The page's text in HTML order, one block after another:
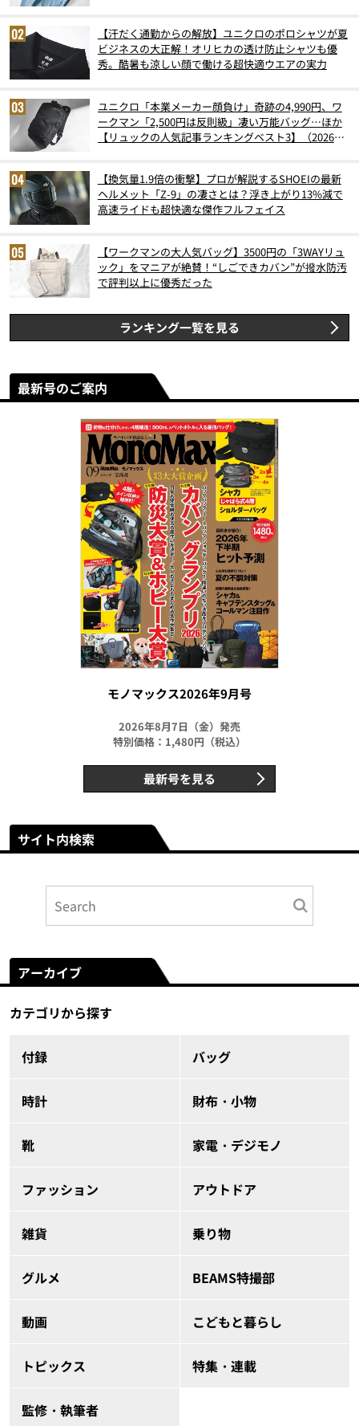
【汗だく通勤からの解放】ユニクロのポロシャツが夏
ビジネスの大正解！オリヒカの透け防止シャツも優
秀。酷暑も涼しい顔で働ける超快適ウエアの実力
ユニクロ「本業メーカー顔負け」奇跡の4,990円、ワ
ークマン「2,500円は反則級」凄い万能バッグ…ほか
【リュックの人気記事ランキングベスト3】（2026年
【換気量1.9倍の衝撃】プロが解説するSHOEIの最新
ヘルメット「Z-9」の凄さとは？浮き上がり13%減で
高速ライドも超快適な傑作フルフェイス
【ワークマンの大人気バッグ】3500円の「3WAYリュ
ック」をマニアが絶賛！“しごできカバン”が撥水防汚
で評判以上に優秀だった
ランキング一覧を見る
最新号のご案内
モノマックス2026年9月号
2026年8月7日（金）発売
特別価格：1,480円（税込）
最新号を見る
サイト内検索
アーカイブ
カテゴリから探す
付録 バッグ
時計 財布・小物
靴 家電・デジモノ
ファッション アウトドア
雑貨 乗り物
グルメ BEAMS特撮部
動画 こどもと暮らし
トピックス 特集・連載
監修・執筆者